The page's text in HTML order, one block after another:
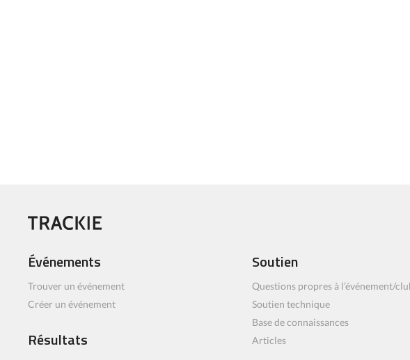
Événements
Trouver un événement
Créer un événement
Résultats
Soutien
Questions propres à l’événement/
Soutien technique
Base de connaissances
Articles